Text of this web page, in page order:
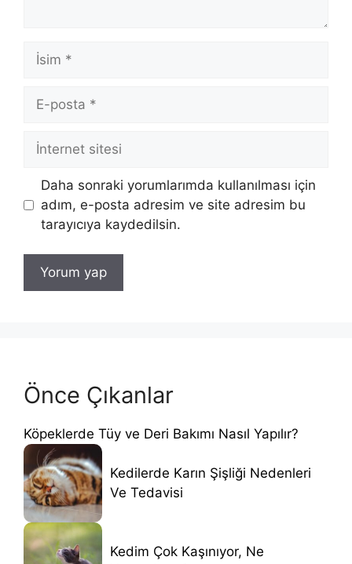
İsim
posta
İnternet
sitesi
Daha sonraki yorumlarımda kullanılması için
adım, e-posta adresim ve site adresim bu
tarayıcıya kaydedilsin.
Önce Çıkanlar
Köpeklerde Tüy ve Deri Bakımı Nasıl Yapılır?
Kedilerde Karın Şişliği Nedenleri
Ve Tedavisi
Kedim Çok Kaşınıyor, Ne